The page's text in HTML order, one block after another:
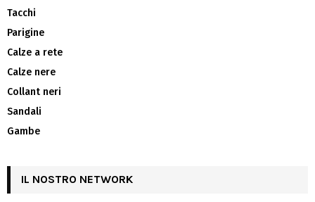
Tacchi
Parigine
Calze a rete
Calze nere
Collant neri
Sandali
Gambe
IL NOSTRO NETWORK